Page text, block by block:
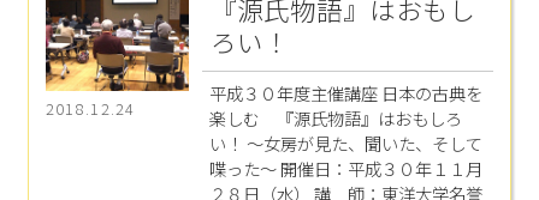
2018.12.24
『源氏物語』はおもし
ろい！
平成３０年度主催講座 日本の古典を
楽しむ 『源氏物語』はおもしろ
い！ ～女房が見た、聞いた、そして
喋った～ 開催日：平成３０年１１月
２８日（水） 講 師：東洋大学名誉